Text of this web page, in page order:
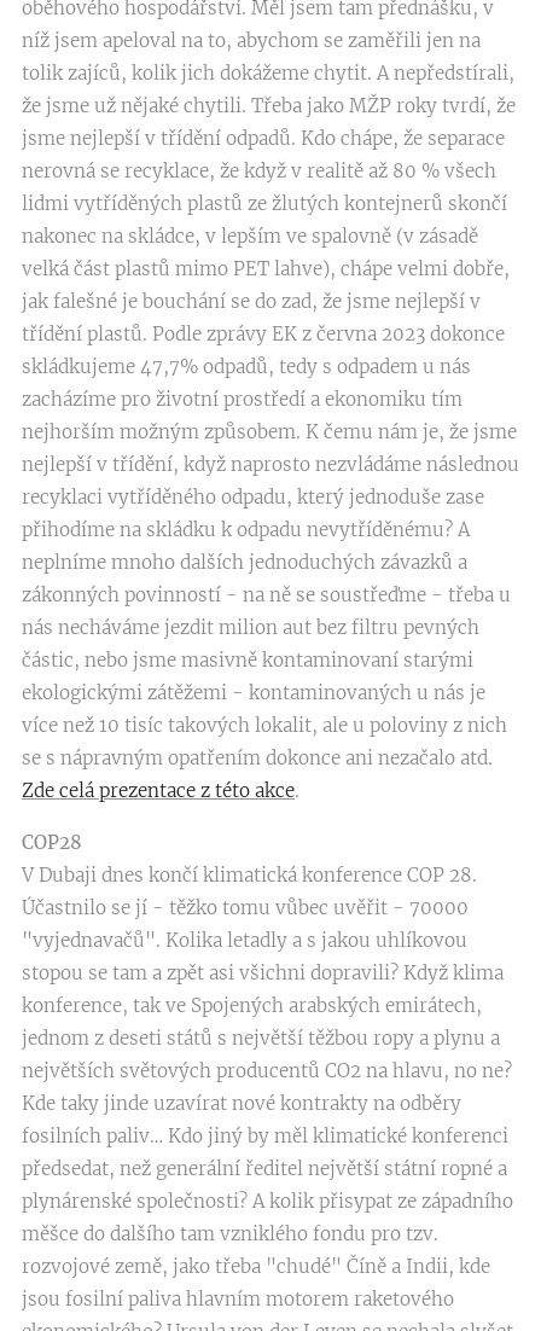
oběhového hospodářství. Měl jsem tam přednášku, v
níž jsem apeloval na to, abychom se zaměřili jen na
tolik zajíců, kolik jich dokážeme chytit. A nepředstírali,
že jsme už nějaké chytili. Třeba jako MŽP roky tvrdí, že
jsme nejlepší v třídění odpadů. Kdo chápe, že separace
nerovná se recyklace, že když v realitě až 80 % všech
lidmi vytříděných plastů ze žlutých kontejnerů skončí
nakonec na skládce, v lepším ve spalovně (v zásadě
velká část plastů mimo PET lahve), chápe velmi dobře,
jak falešné je bouchání se do zad, že jsme nejlepší v
třídění plastů. Podle zprávy EK z června 2023 dokonce
skládkujeme 47,7% odpadů, tedy s odpadem u nás
zacházíme pro životní prostředí a ekonomiku tím
nejhorším možným způsobem. K čemu nám je, že jsme
nejlepší v třídění, když naprosto nezvládáme následnou
recyklaci vytříděného odpadu, který jednoduše zase
přihodíme na skládku k odpadu nevytříděnému? A
neplníme mnoho dalších jednoduchých závazků a
zákonných povinností - na ně se soustřeďme - třeba u
nás necháváme jezdit milion aut bez filtru pevných
částic, nebo jsme masivně kontaminovaní starými
ekologickými zátěžemi - kontaminovaných u nás je
více než 10 tisíc takových lokalit, ale u poloviny z nich
se s nápravným opatřením dokonce ani nezačalo atd.
Zde celá prezentace z této akce.
COP28
V Dubaji dnes končí klimatická konference COP 28.
Účastnilo se jí - těžko tomu vůbec uvěřit - 70000
"vyjednavačů". Kolika letadly a s jakou uhlíkovou
stopou se tam a zpět asi všichni dopravili? Když klima
konference, tak ve Spojených arabských emirátech,
jednom z deseti států s největší těžbou ropy a plynu a
největších světových producentů CO2 na hlavu, no ne?
Kde taky jinde uzavírat nové kontrakty na odběry
fosilních paliv… Kdo jiný by měl klimatické konferenci
předsedat, než generální ředitel největší státní ropné a
plynárenské společnosti? A kolik přisypat ze západního
měšce do dalšího tam vzniklého fondu pro tzv.
rozvojové země, jako třeba "chudé" Číně a Indii, kde
jsou fosilní paliva hlavním motorem raketového